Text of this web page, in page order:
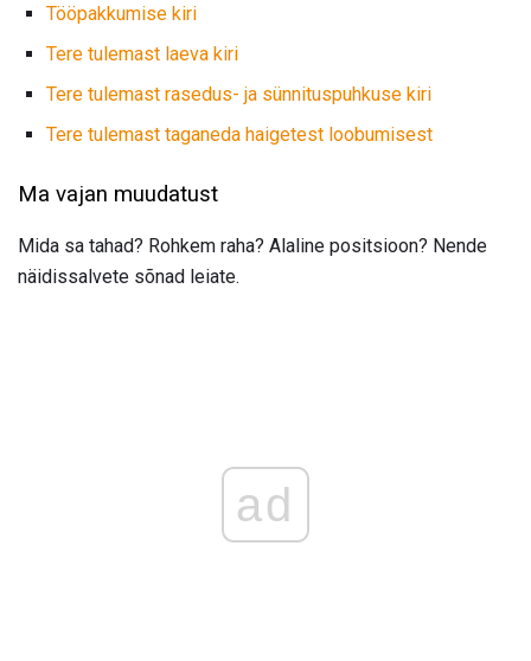
Tööpakkumise kiri
Tere tulemast laeva kiri
Tere tulemast rasedus- ja sünnituspuhkuse kiri
Tere tulemast taganeda haigetest loobumisest
Ma vajan muudatust
Mida sa tahad? Rohkem raha? Alaline positsioon? Nende
näidissalvete sõnad leiate.
ad